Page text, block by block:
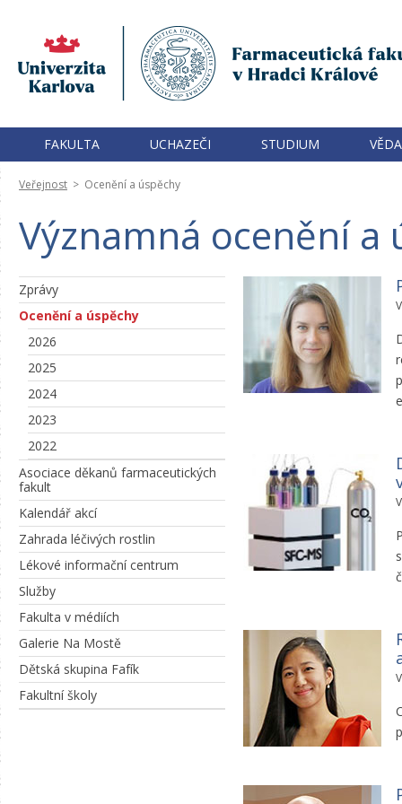
FAKULTA UCHAZEČI STUDIUM
Veřejnost > Ocenění a úspěchy
Významná ocenění a
Zprávy
Ocenění a úspěchy
2026
2025
2024
2023
2022
Asociace děkanů farmaceutických
fakult
Kalendář akcí
Zahrada léčivých rostlin
Lékové informační centrum
Služby
Fakulta v médiích
Galerie Na Mostě
Dětská skupina Fafík
Fakultní školy